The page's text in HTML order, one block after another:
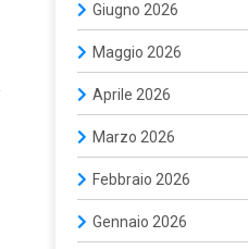
Giugno 2026
Maggio 2026
Aprile 2026
Marzo 2026
Febbraio 2026
Gennaio 2026